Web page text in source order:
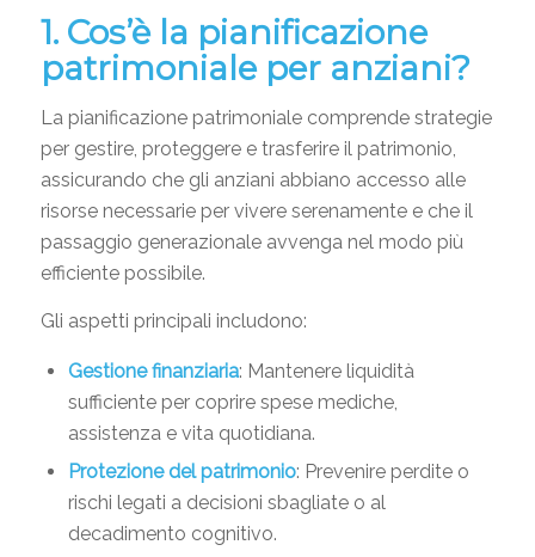
1. Cos’è la pianificazione
patrimoniale per anziani?
La pianificazione patrimoniale comprende strategie
per gestire, proteggere e trasferire il patrimonio,
assicurando che gli anziani abbiano accesso alle
risorse necessarie per vivere serenamente e che il
passaggio generazionale avvenga nel modo più
efficiente possibile.
Gli aspetti principali includono:
Gestione finanziaria: Mantenere liquidità
sufficiente per coprire spese mediche,
assistenza e vita quotidiana.
Protezione del patrimonio: Prevenire perdite o
rischi legati a decisioni sbagliate o al
decadimento cognitivo.